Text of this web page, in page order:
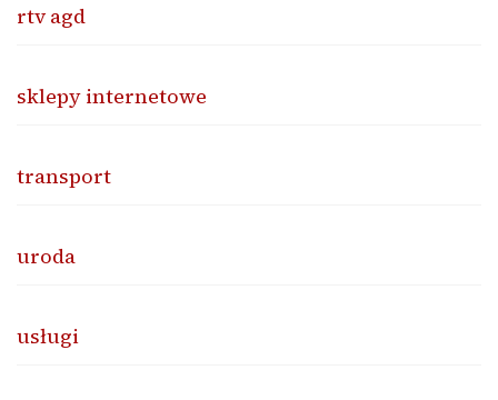
rtv agd
sklepy internetowe
transport
uroda
usługi